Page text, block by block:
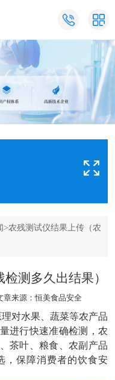
>农残测试仪结果上传（农
测多久出结果）
章来源：恒美食品安全
对水果、蔬菜等农产品
进行快速准确检测，农
茶叶、粮食、农副产品
，保障消费者的饮食安